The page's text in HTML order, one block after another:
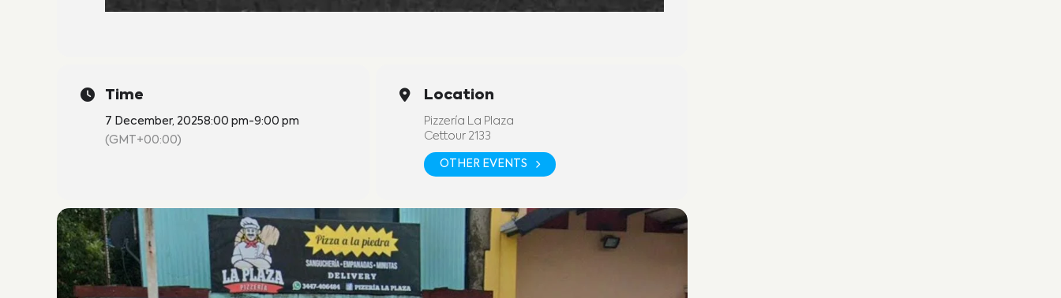
Time
7 December, 20258:00 pm-9:00 pm
(GMT+00:00)
Location
Pizzería La Plaza
Cettour 2133
OTHER EVENTS